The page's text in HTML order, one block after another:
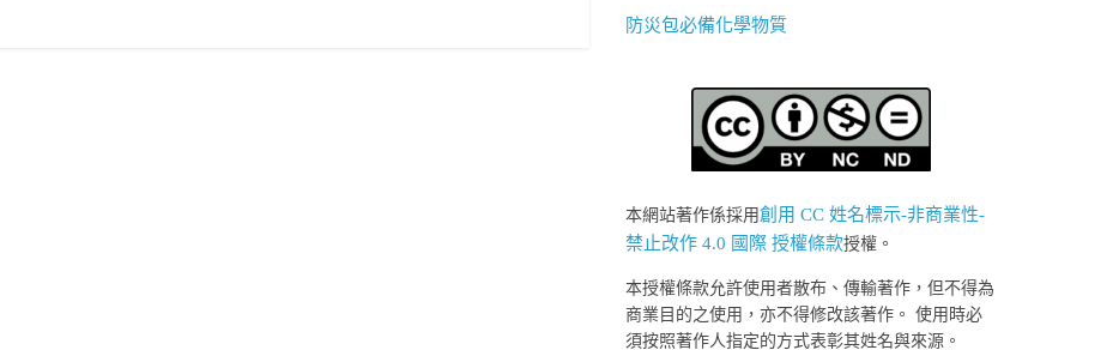
防災包必備化學物質
本網站著作係採用創用 CC 姓名標示-非商業性-
禁止改作 4.0 國際 授權條款授權。
本授權條款允許使用者散布、傳輸著作，但不得為
商業目的之使用，亦不得修改該著作。 使用時必
須按照著作人指定的方式表彰其姓名與來源。